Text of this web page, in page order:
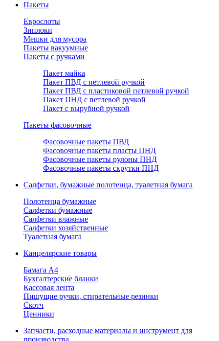
Пакеты
Еврослоты
Зиплоки
Мешки для мусора
Пакеты вакуумные
Пакеты с ручками
Пакет майка
Пакет ПВД с петлевой ручкой
Пакет ПВД с пластиковой петлевой ручкой
Пакет ПНД с петлевой ручкой
Пакет с вырубной ручкой
Пакеты фасовочные
Фасовочные пакеты ПВД
Фасовочные пакеты пласты ПНД
Фасовочные пакеты рулоны ПНД
Фасовочные пакеты скрутки ПНД
Салфетки, бумажные полотенца, туалетная бумага
Полотенца бумажные
Салфетки бумажные
Салфетки влажные
Салфетки хозяйственные
Туалетная бумага
Канцелярские товары
Бамага А4
Бухгалтерские бланки
Кассовая лента
Пишущие ручки, стирательные резинки
Скотч
Ценники
Запчасти, расходные материалы и инструмент для
производства